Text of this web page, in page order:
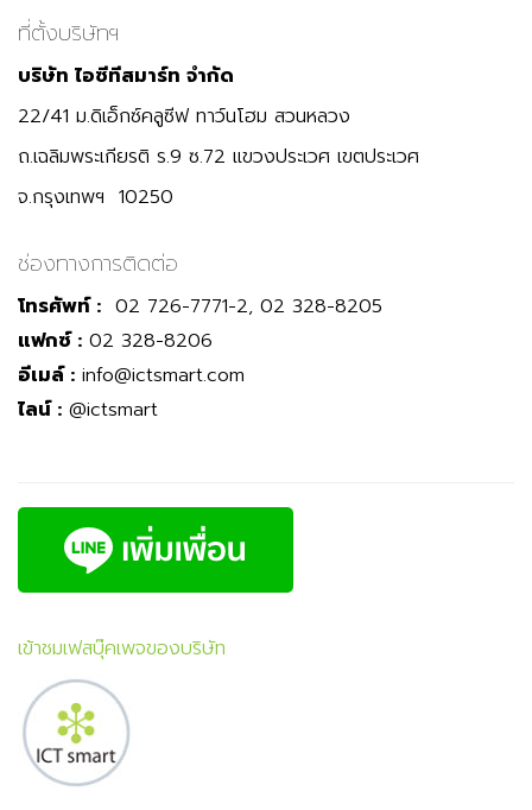
ที่ตั้งบริษัทฯ
บริษัท ไอซีทีสมาร์ท จำกัด
22/41 ม.ดิเอ็กซ์คลูซีฟ ทาว์นโฮม สวนหลวง
ถ.เฉลิมพระเกียรติ ร.9 ซ.72 แขวงประเวศ เขตประเวศ
จ.กรุงเทพฯ 10250
ช่องทางการติดต่อ
โทรศัพท์ : 02 726-7771-2, 02 328-8205
แฟกซ์ : 02 328-8206
อีเมล์ : info@ictsmart.com
ไลน์ : @ictsmart
เข้าชมเฟสบุ๊คเพจของบริษัท